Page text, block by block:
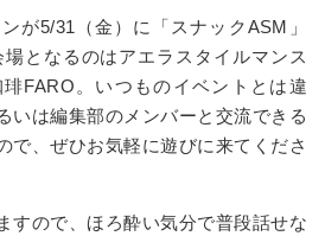
が5/31 （金）に「スナックASM 」
となるのはアエラスタイルマンス
琲FARO 。いつものイベントとは違
いは編集部のメンバーと交流できる
で、ぜひお気軽に遊びに来てくださ
すので、ほろ酔い気分で普段話せな